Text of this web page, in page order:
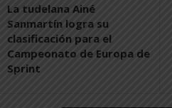
La tudelana Ainé
Sanmartín logra su
clasificación para el
Campeonato de Europa de
Sprint